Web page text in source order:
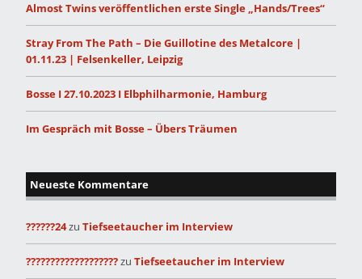
Almost Twins veröffentlichen erste Single „Hands/Trees“
Stray From The Path – Die Guillotine des Metalcore |
01.11.23 | Felsenkeller, Leipzig
Bosse I 27.10.2023 I Elbphilharmonie, Hamburg
Im Gespräch mit Bosse – Übers Träumen
Neueste Kommentare
??????24zu Tiefseetaucher im Interview
???????????????????zu Tiefseetaucher im Interview